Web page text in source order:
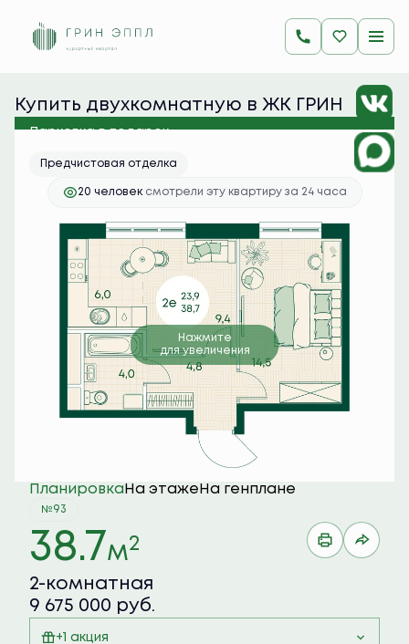
2-комнатная 38.7 м
9 675 000 руб.
Ипотека от 38 454 руб./мес.
Купить двухкомнатную в ЖК ГРИН
ЭППЛ
Парковка в подарок
Предчистовая отделка
20 человек смотрели эту квартиру за 24 часа
Нажмите
для увеличения
Планировка На этаже На генплане
№93
38.7м2
2-комнатная
9 675 000 руб.
+1 акция